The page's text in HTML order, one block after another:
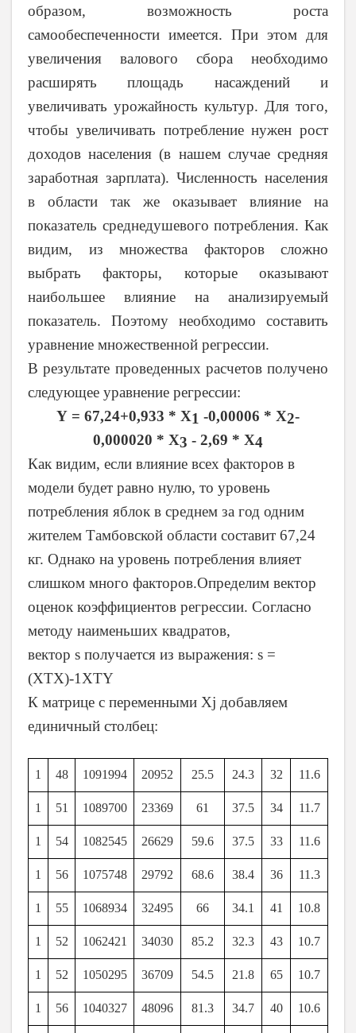
образом, возможность роста
самообеспеченности имеется. При этом для
увеличения валового сбора необходимо
расширять площадь насаждений и
увеличивать урожайность культур. Для того,
чтобы увеличивать потребление нужен рост
доходов населения (в нашем случае средняя
заработная зарплата). Численность населения
в области так же оказывает влияние на
показатель среднедушевого потребления. Как
видим, из множества факторов сложно
выбрать факторы, которые оказывают
наибольшее влияние на анализируемый
показатель. Поэтому необходимо составить
уравнение множественной регрессии.
В результате проведенных расчетов получено
следующее уравнение регрессии:
Y = 67,24+0,933 * X1 -0,00006 * X2-
0,000020 * X3 - 2,69 * X4
Как видим, если влияние всех факторов в
модели будет равно нулю, то уровень
потребления яблок в среднем за год одним
жителем Тамбовской области составит 67,24
кг. Однако на уровень потребления влияет
слишком много факторов.Определим вектор
оценок коэффициентов регрессии. Согласно
методу наименьших квадратов,
вектор s получается из выражения: s =
(XTX)-1XTY
К матрице с переменными Xj добавляем
единичный столбец:
1 48 1091994 20952 25.5 24.3 32 11.6
1 51 1089700 23369 61 37.5 34 11.7
1 54 1082545 26629 59.6 37.5 33 11.6
1 56 1075748 29792 68.6 38.4 36 11.3
1 55 1068934 32495 66 34.1 41 10.8
1 52 1062421 34030 85.2 32.3 43 10.7
1 52 1050295 36709 54.5 21.8 65 10.7
1 56 1040327 48096 81.3 34.7 40 10.6